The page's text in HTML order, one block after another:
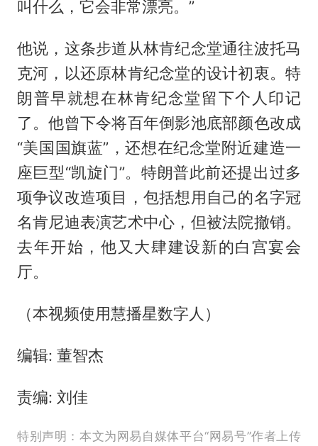
叫什么，它会非常漂亮。”
他说，这条步道从林肯纪念堂通往波托马
克河，以还原林肯纪念堂的设计初衷。特
朗普早就想在林肯纪念堂留下个人印记
了。他曾下令将百年倒影池底部颜色改成
“美国国旗蓝”，还想在纪念堂附近建造一
座巨型“凯旋门”。特朗普此前还提出过多
项争议改造项目，包括想用自己的名字冠
名肯尼迪表演艺术中心，但被法院撤销。
去年开始，他又大肆建设新的白宫宴会
厅。
（本视频使用慧播星数字人）
编辑: 董智杰
责编: 刘佳
特别声明：本文为网易自媒体平台“网易号”作者上传